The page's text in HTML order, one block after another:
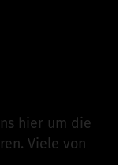
hier um die
Viele von